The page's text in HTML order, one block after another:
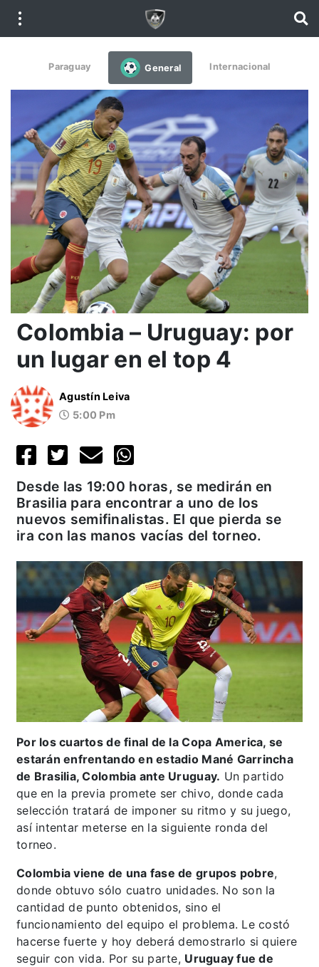
Paraguay General Internacional
Colombia – Uruguay: por
un lugar en el top 4
Agustín Leiva
5:00 Pm
Desde las 19:00 horas, se medirán en
Brasilia para encontrar a uno de los
nuevos semifinalistas. El que pierda se
ira con las manos vacías del torneo.
Por los cuartos de final de la Copa America, se
estarán enfrentando en estadio Mané Garrincha
de Brasilia, Colombia ante Uruguay. Un partido
que en la previa promete ser chivo, donde cada
selección tratará de imponer su ritmo y su juego,
así intentar meterse en la siguiente ronda del
torneo.
Colombia viene de una fase de grupos pobre,
donde obtuvo sólo cuatro unidades. No son la
cantidad de punto obtenidos, sino el
funcionamiento del equipo el problema. Le costó
hacerse fuerte y hoy deberá demostrarlo si quiere
seguir con vida. Por su parte, Uruguay fue de